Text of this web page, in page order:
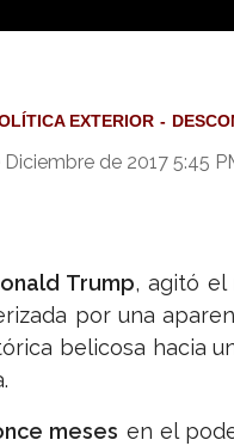
EXTERIOR
de 2017 5:45
Trump, agitó el
por una
belicosa hacia
meses en el